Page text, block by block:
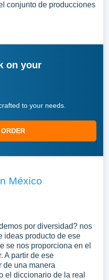
conjunto de producciones
on your
to your needs.
México
por diversidad? nos
ideas producto de ese
se nos proporciona en el
A partir de ese
de una manera
el diccionario de la real